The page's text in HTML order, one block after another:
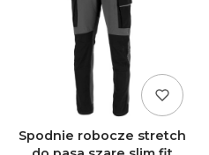
Spodnie robocze stretch